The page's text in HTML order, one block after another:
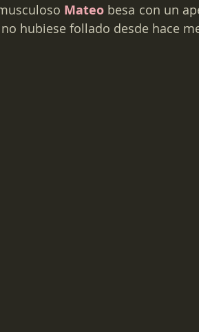
Mateo
hubiese follado desde hace